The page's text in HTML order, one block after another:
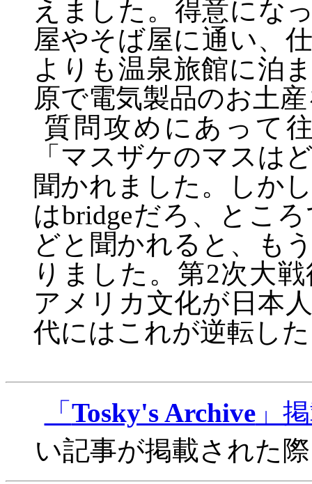
えました。得意にな
屋やそば屋に通い、
よりも温泉旅館に泊
原で電気製品のお土
質問攻めにあって
「マスザケのマスは
聞かれました。しか
はbridgeだろ、とこ
どと聞かれると、も
りました。第2次大
アメリカ文化が日本
代にはこれが逆転し
「 Tosky's Archive」
い記事が掲載された